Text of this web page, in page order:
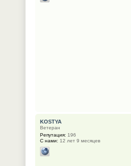
KOSTYA
Ветеран
Репутация: 196
С нами: 12 лет 9 месяцев